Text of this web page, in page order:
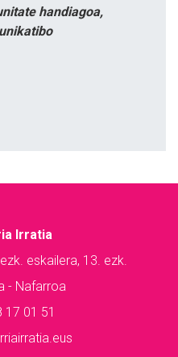
handiagoa,
Irratia
eskailera, 13. ezk.
- Nafarroa
17 01 51